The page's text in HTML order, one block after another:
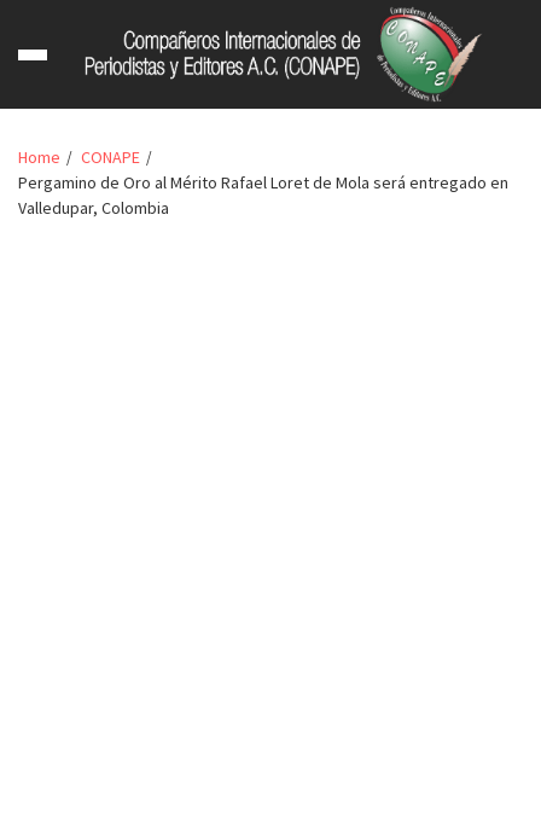
Home
CONAPE
Pergamino de Oro al Mérito Rafael Loret de Mola será entregado en
Valledupar, Colombia